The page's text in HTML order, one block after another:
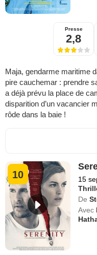
Presse
2,8
Maja, gendarme maritime
pire cauchemar : prendre
a déjà prévu la place de
disparition d’un vacancier
rôde dans la baie !
10 15
De
Avec